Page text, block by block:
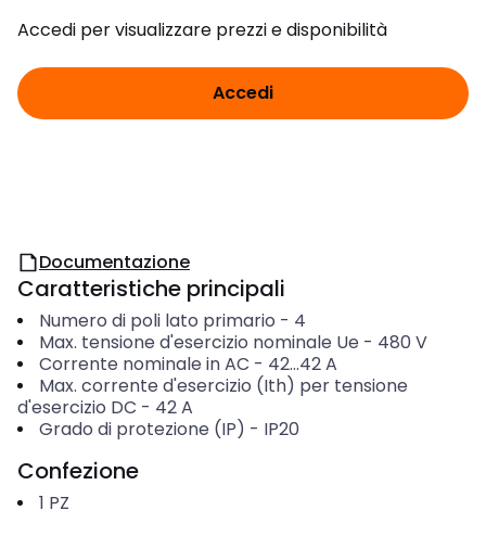
Accedi per visualizzare prezzi e disponibilità
Accedi
Documentazione
Caratteristiche principali
Numero di poli lato primario - 4
Max. tensione d'esercizio nominale Ue - 480 V
Corrente nominale in AC - 42...42A
Max. corrente d'esercizio (Ith) per tensione
d'esercizio DC - 42A
Grado di protezione (IP) - IP20
Confezione
1 PZ